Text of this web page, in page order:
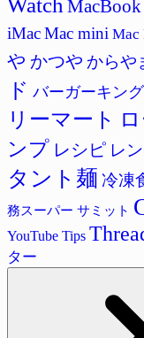
Watch MacBook
iMacMac mini Mac
や かつや からや
ド バーガーキング
リーマート
ンプ レシピ レ
タント麺 冷凍
務スーパー サミット
YouTube Tips
ター